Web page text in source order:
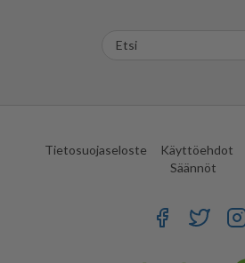
Tietosuojaseloste Käyttöehdot
Säännöt